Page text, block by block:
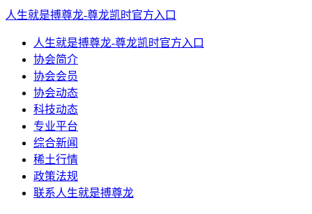
人生就是搏尊龙-尊龙凯时官方入口
人生就是搏尊龙-尊龙凯时官方入口
协会简介
协会会员
协会动态
科技动态
专业平台
综合新闻
稀土行情
政策法规
联系人生就是搏尊龙